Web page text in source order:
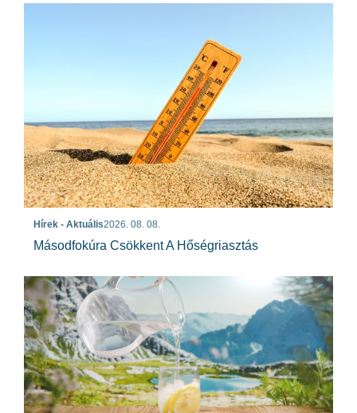
Hírek - Aktuális2026. 08. 08.
Másodfokúra Csökkent A Hőségriasztás